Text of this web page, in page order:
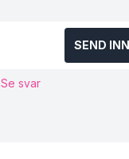
SEND
Se svar